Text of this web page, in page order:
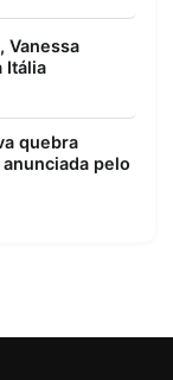
Vanessa
Itália
quebra
pelo